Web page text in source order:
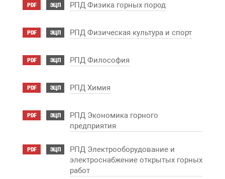
PDF ЭЦП РПД Физика горных пород
PDF ЭЦП РПД Физическая культура и спорт
PDF ЭЦП РПД Философия
PDF ЭЦП РПД Химия
PDF ЭЦП
РПД Экономика горного
предприятия
PDF ЭЦП
РПД Электрооборудование и
электроснабжение открытых горных
работ